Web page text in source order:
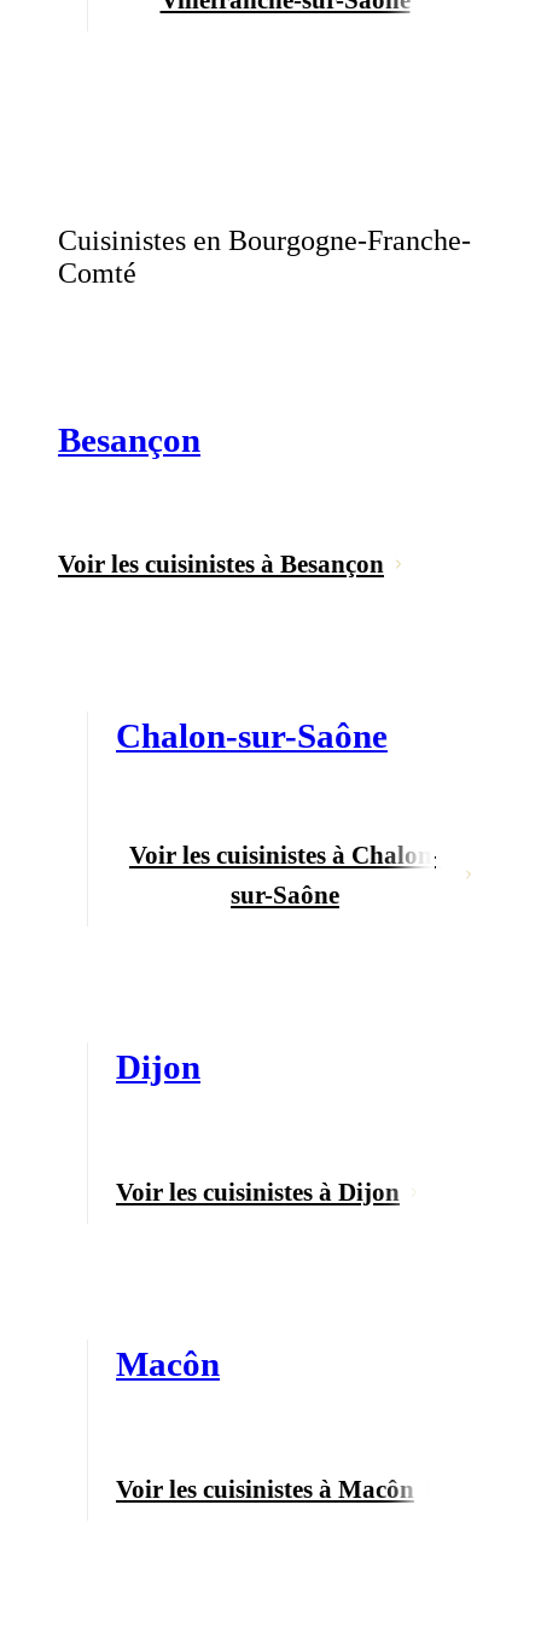
Cuisinistes en Bourgogne-Franche-
Comté
Besançon
Voir les cuisinistes à Besançon
Chalon-sur-Saône
Voir les cuisinistes à Chalon-
sur-Saône
Dijon
Voir les cuisinistes à Dijon
Macôn
Voir les cuisinistes à Macôn